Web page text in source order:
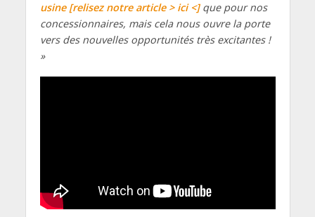
usine [relisez notre article > ici <]que pour nos
concessionnaires, mais cela nous ouvre la porte
vers des nouvelles opportunités très excitantes !
»